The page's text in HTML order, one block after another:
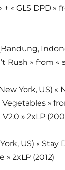
« GLS DPD »
Rush » from «
York, US) «
»
» 2xLP
US) « Stay
» 2xLP (2012)